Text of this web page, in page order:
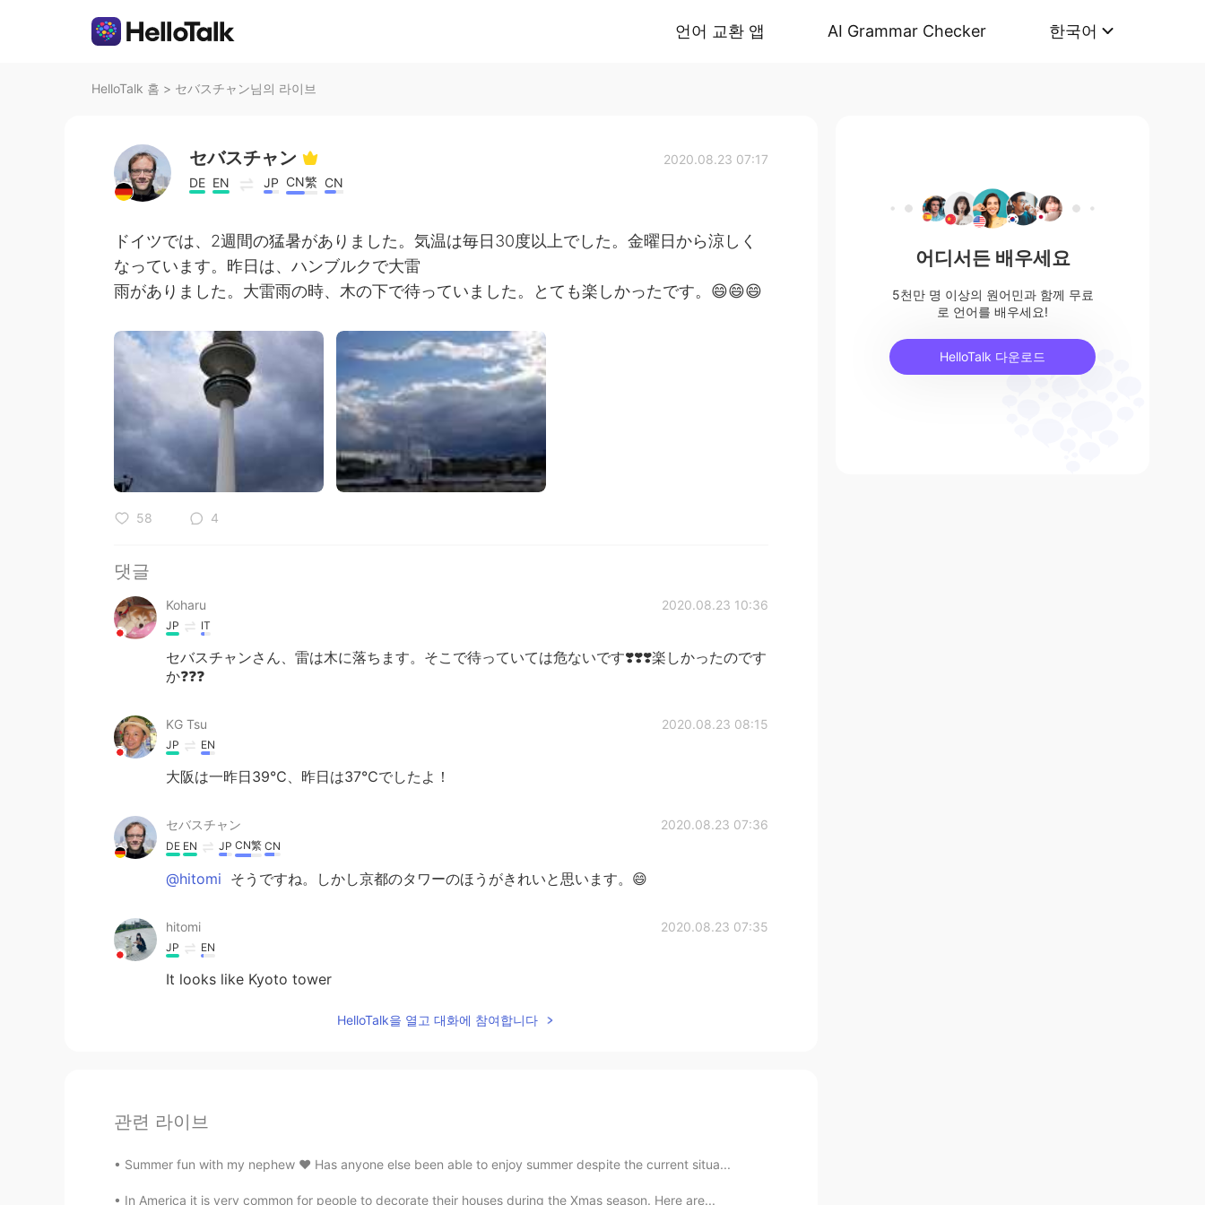
언어 교환 앱 AI Grammar Checker 한국어
HelloTalk 홈 > セバスチャン님의 라이브
セバスチャン
DE EN JP CN繁 CN
2020.08.23 07:17
ドイツでは、2週間の猛暑がありました。気温は毎日30度以上でした。金曜日から涼しく
なっています。昨日は、ハンブルクで大雷
雨がありました。大雷雨の時、木の下で待っていました。とても楽しかったです。😄😄😄
58 4
댓글
Koharu 2020.08.23 10:36
JP IT
セバスチャンさん、雷は木に落ちます。そこで待っていては危ないです❣️❣️❣️楽しかったのです
か❓❓❓
KG Tsu 2020.08.23 08:15
JP EN
大阪は一昨日39℃、昨日は37℃でしたよ！
セバスチャン 2020.08.23 07:36
DE EN JP CN繁 CN
@hitomi そうですね。しかし京都のタワーのほうがきれいと思います。😄
hitomi 2020.08.23 07:35
JP EN
It looks like Kyoto tower
HelloTalk을 열고 대화에 참여합니다
관련 라이브
Summer fun with my nephew ❤️ Has anyone else been able to enjoy summer despite the current situa...
In America it is very common for people to decorate their houses during the Xmas season. Here are...
어디서든 배우세요
5천만 명 이상의 원어민과 함께 무료
로 언어를 배우세요!
HelloTalk 다운로드